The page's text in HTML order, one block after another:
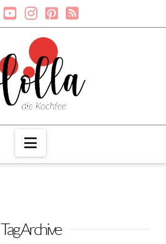
Navigation
Tag Archive